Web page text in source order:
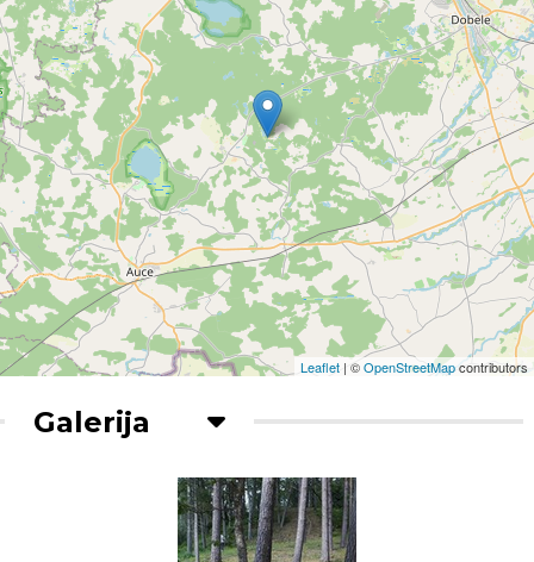
Leaflet | ©OpenStreetMapcontributors
Galerija